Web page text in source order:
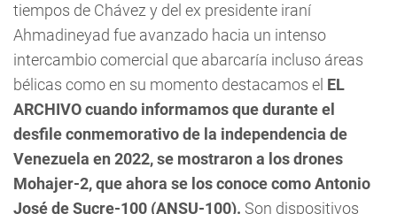
tiempos de Chávez y del ex presidente iraní
Ahmadineyad fue avanzado hacia un intenso
intercambio comercial que abarcaría incluso áreas
bélicas como en su momento destacamos el EL
ARCHIVO cuando informamos que durante el
desfile conmemorativo de la independencia de
Venezuela en 2022, se mostraron a los drones
Mohajer-2, que ahora se los conoce como Antonio
José de Sucre-100 (ANSU-100). Son dispositivos